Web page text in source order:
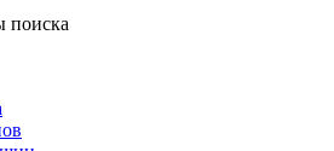
поиска